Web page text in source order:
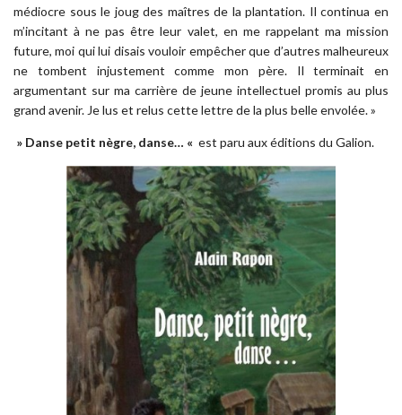
médiocre sous le joug des maîtres de la plantation. Il continua en
m’incitant à ne pas être leur valet, en me rappelant ma mission
future, moi qui lui disais vouloir empêcher que d’autres malheureux
ne tombent injustement comme mon père. Il terminait en
argumentant sur ma carrière de jeune intellectuel promis au plus
grand avenir. Je lus et relus cette lettre de la plus belle envolée. »
» Danse petit nègre, danse… « est paru aux éditions du Galion.